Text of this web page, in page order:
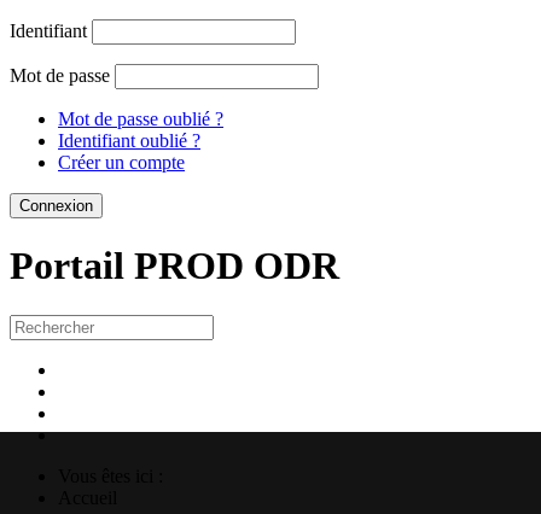
Identifiant
Mot de passe
Mot de passe oublié ?
Identifiant oublié ?
Créer un compte
Portail PROD ODR